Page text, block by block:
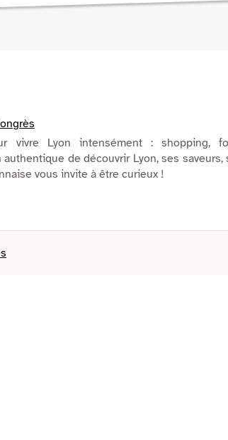
vivre Lyon intensément : shopping,
de découvrir Lyon, ses saveurs,
vous invite à être curieux !